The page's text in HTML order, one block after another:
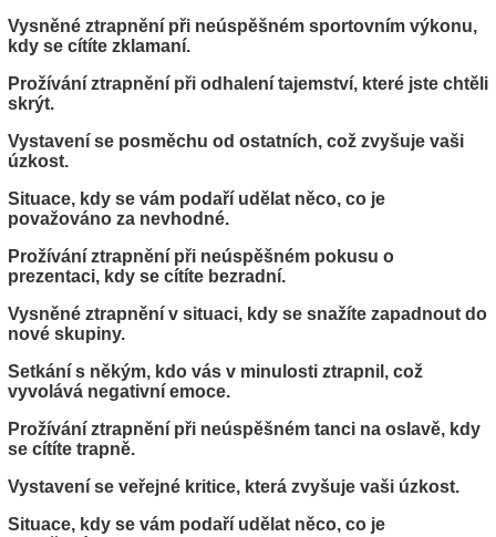
Vysněné ztrapnění při neúspěšném sportovním výkonu,
kdy se cítíte zklamaní.
Prožívání ztrapnění při odhalení tajemství, které jste chtěli
skrýt.
Vystavení se posměchu od ostatních, což zvyšuje vaši
úzkost.
Situace, kdy se vám podaří udělat něco, co je
považováno za nevhodné.
Prožívání ztrapnění při neúspěšném pokusu o
prezentaci, kdy se cítíte bezradní.
Vysněné ztrapnění v situaci, kdy se snažíte zapadnout do
nové skupiny.
Setkání s někým, kdo vás v minulosti ztrapnil, což
vyvolává negativní emoce.
Prožívání ztrapnění při neúspěšném tanci na oslavě, kdy
se cítíte trapně.
Vystavení se veřejné kritice, která zvyšuje vaši úzkost.
Situace, kdy se vám podaří udělat něco, co je